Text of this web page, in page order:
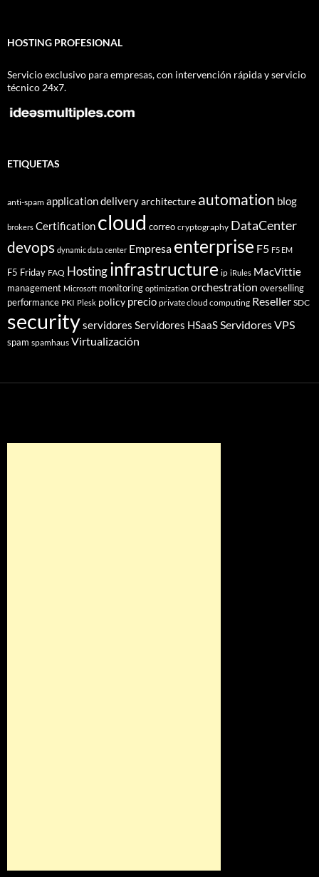
HOSTING PROFESIONAL
Servicio exclusivo para empresas, con intervención rápida y servicio
técnico 24x7.
ETIQUETAS
anti-spam application deliveryarchitecture automation blog
brokers Certification cloud correo cryptography DataCenter
devops dynamic data center Empresa enterprise F5 F5 EM
F5 Friday FAQ Hostinginfrastructure ip iRules MacVittie
management Microsoft monitoring optimization orchestration overselling
performance PKI Plesk policy precio private cloud computing Reseller SDC
securityservidores Servidores HSaaSServidores VPS
spam spamhaus Virtualización